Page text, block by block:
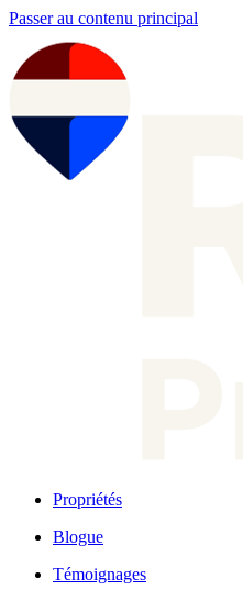
Passer au contenu principal
Propriétés
Blogue
Témoignages